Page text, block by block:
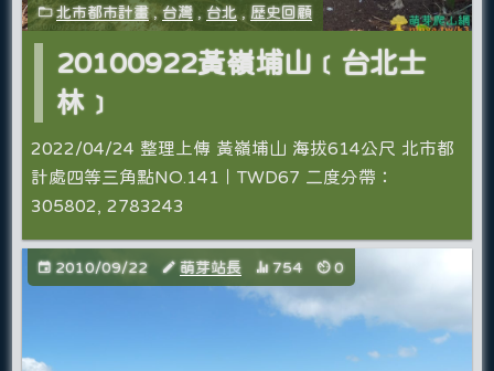
北市都市計畫 ,台灣 ,台北,歷史回顧
20100922黃嶺埔山﹝台北士
林﹞
2022/04/24 整理上傳 黃嶺埔山 海拔614公尺 北市都
計處四等三角點NO.141｜TWD67 二度分帶：
305802, 2783243
2010/09/22 萌芽站長 754 0